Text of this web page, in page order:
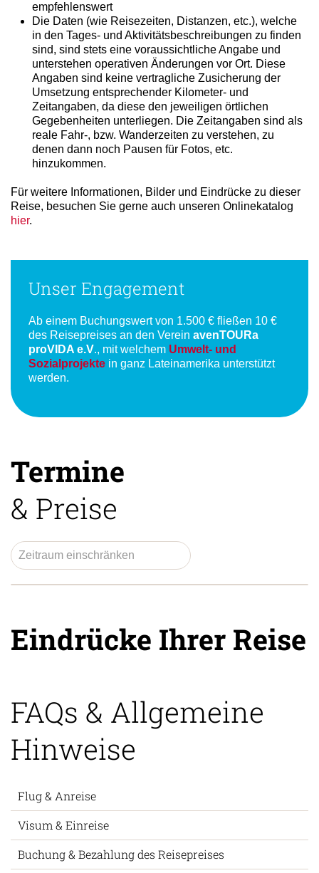
empfehlenswert
Die Daten (wie Reisezeiten, Distanzen, etc.), welche
in den Tages- und Aktivitätsbeschreibungen zu finden
sind, sind stets eine voraussichtliche Angabe und
unterstehen operativen Änderungen vor Ort. Diese
Angaben sind keine vertragliche Zusicherung der
Umsetzung entsprechender Kilometer- und
Zeitangaben, da diese den jeweiligen örtlichen
Gegebenheiten unterliegen. Die Zeitangaben sind als
reale Fahr-, bzw. Wanderzeiten zu verstehen, zu
denen dann noch Pausen für Fotos, etc.
hinzukommen.
Für weitere Informationen, Bilder und Eindrücke zu dieser
Reise, besuchen Sie gerne auch unseren Onlinekatalog
hier.
Unser Engagement
Ab einem Buchungswert von 1.500 € fließen 10 €
des Reisepreises an den Verein avenTOURa
proVIDA e.V., mit welchem Umwelt- und
Sozialprojekte in ganz Lateinamerika unterstützt
werden.
Termine
& Preise
Eindrücke Ihrer Reise
FAQs & Allgemeine
Hinweise
Flug & Anreise
Visum & Einreise
Buchung & Bezahlung des Reisepreises